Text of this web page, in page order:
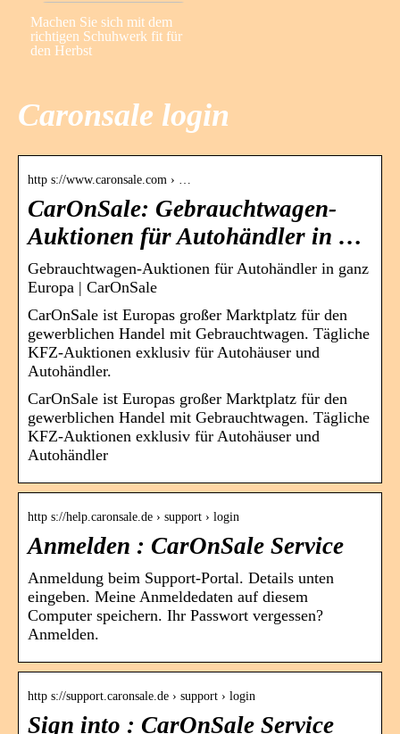
Machen Sie sich mit dem
richtigen Schuhwerk fit für
den Herbst
Caronsale login
http s://www.caronsale.com › …
CarOnSale: Gebrauchtwagen-
Auktionen für Autohändler in …
Gebrauchtwagen-Auktionen für Autohändler in ganz
Europa | CarOnSale
CarOnSale ist Europas großer Marktplatz für den
gewerblichen Handel mit Gebrauchtwagen. Tägliche
KFZ-Auktionen exklusiv für Autohäuser und
Autohändler.
CarOnSale ist Europas großer Marktplatz für den
gewerblichen Handel mit Gebrauchtwagen. Tägliche
KFZ-Auktionen exklusiv für Autohäuser und
Autohändler
http s://help.caronsale.de › support › login
Anmelden : CarOnSale Service
Anmeldung beim Support-Portal. Details unten
eingeben. Meine Anmeldedaten auf diesem
Computer speichern. Ihr Passwort vergessen?
Anmelden.
http s://support.caronsale.de › support › login
Sign into : CarOnSale Service